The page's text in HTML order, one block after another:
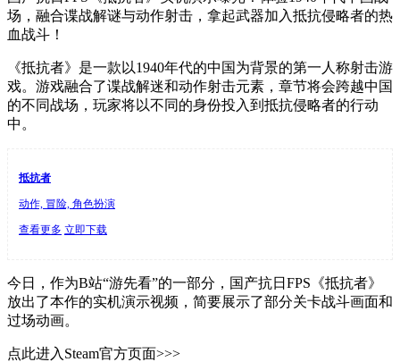
场，融合谍战解谜与动作射击，拿起武器加入抵抗侵略者的热
血战斗！
《抵抗者》是一款以1940年代的中国为背景的第一人称射击游
戏。游戏融合了谍战解迷和动作射击元素，章节将会跨越中国
的不同战场，玩家将以不同的身份投入到抵抗侵略者的行动
中。
抵抗者
动作, 冒险, 角色扮演
查看更多 立即下载
今日，作为B站“游先看”的一部分，国产抗日FPS《抵抗者》
放出了本作的实机演示视频，简要展示了部分关卡战斗画面和
过场动画。
点此进入Steam官方页面>>>